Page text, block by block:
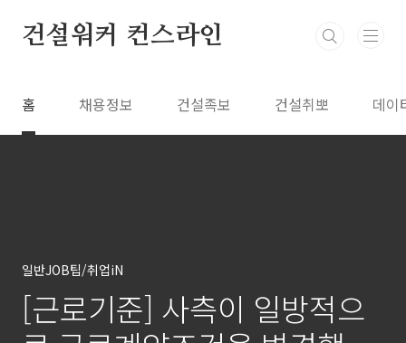
건설워커 컨스라인
홈 채용정보 건설족보 건설취뽀 데이
일반JOB팁/취업iN
[근로기준] 사측이 일방적으